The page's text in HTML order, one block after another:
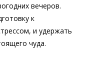
вечеров.
к
и удержать
чуда.